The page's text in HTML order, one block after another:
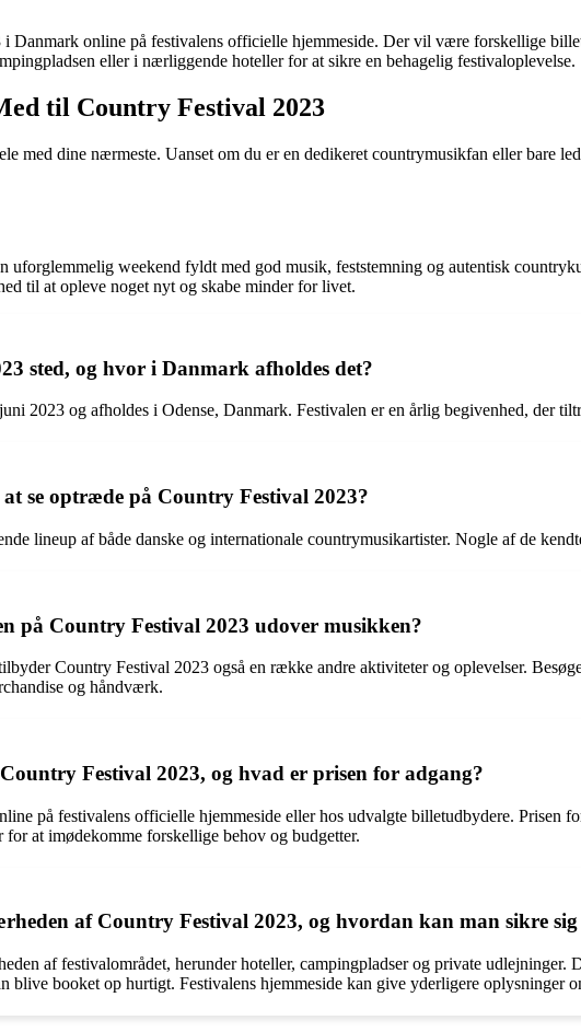
online på festivalens officielle hjemmeside. Der vil være forskellige
eller i nærliggende hoteller for at sikre en behagelig festivaloplevelse.
til Country Festival 2023
med dine nærmeste. Uanset om du er en dedikeret countrymusikfan eller
weekend fyldt med god musik, feststemning og autentisk
til at opleve noget nyt og skabe minder for livet.
sted, og hvor i Danmark afholdes det?
2023 og afholdes i Odense, Danmark. Festivalen er en årlig begivenhed, der
se optræde på Country Festival 2023?
lineup af både danske og internationale countrymusikartister. Nogle af de
på Country Festival 2023 udover musikken?
Country Festival 2023 også en række andre aktiviteter og oplevelser.
og håndværk.
Festival 2023, og hvad er prisen for adgang?
på festivalens officielle hjemmeside eller hos udvalgte billetudbydere. Prisen
at imødekomme forskellige behov og budgetter.
af Country Festival 2023, og hvordan kan man sikre sig
af festivalområdet, herunder hoteller, campingpladser og private
blive booket op hurtigt. Festivalens hjemmeside kan give yderligere oplysninger